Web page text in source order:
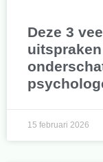
Deze 3
15 februari 2026